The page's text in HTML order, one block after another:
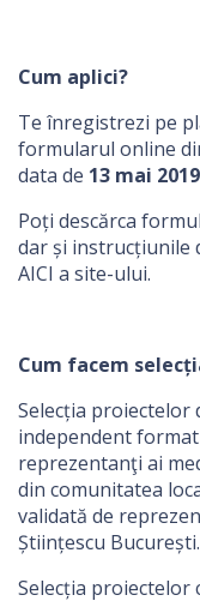
Cum aplici?
Te înregistrezi pe
formularul online
data de 13 mai
Poți descărca
dar și instrucțiunile
AICI a site-ului.
Cum facem
Selecția proiectelor
independent
reprezentanţi ai
din comunitatea
validată de
Științescu București.
Selecția proiectelor